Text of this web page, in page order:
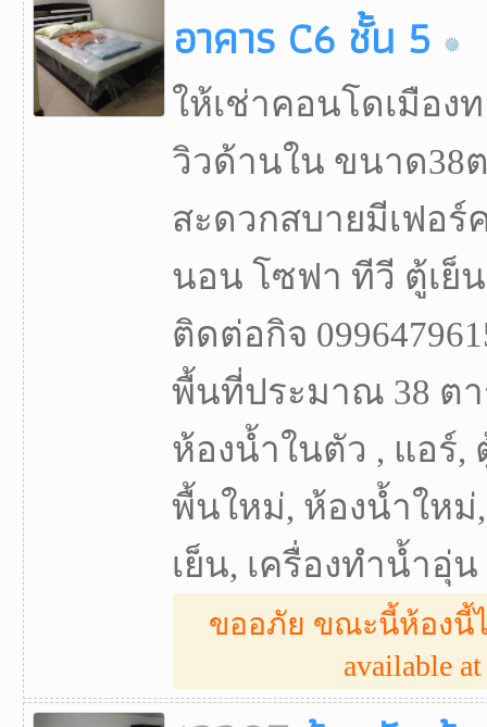
อาคาร C6 ชั้น 5
ให้เช่าคอนโดเมือง
วิวด้านใน ขนาด38
สะดวกสบายมีเฟอร์
นอน โซฟา ทีวี ตู้เย็
ติดต่อกิจ
พื้นที่ประมาณ 38 ตา
ห้องน้ำในตัว , แอร์,
พื้นใหม่, ห้องน้ำใหม่
เย็น, เครื่องทำน้ำอุ่น
ขออภัย ขณะนี้ห้องนี้ไ
available